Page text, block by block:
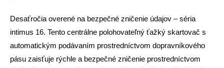
Desaťročia overené na bezpečné zničenie údajov – séria
intimus 16. Tento centrálne polohovateľný ťažký skartovač s
automatickým podávaním prostredníctvom dopravníkového
pásu zaisťuje rýchle a bezpečné zničenie prostredníctvom